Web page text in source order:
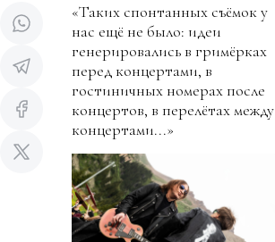
«Таких спонтанных съёмок у
нас ещё не было: идеи
генерировались в гримёрках
перед концертами, в
гостиничных номерах после
концертов, в перелётах между
концертами...»